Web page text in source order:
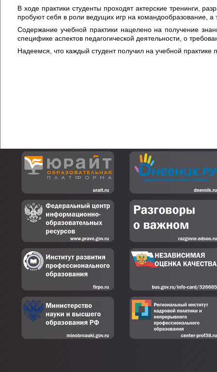
В ходе практики студенты проходят актерские тренинги,
пробуют себя в роли ведущих игр на командообразование,
Содержание учебной практики нацелено на получение
специфике аспектов педагогической деятельности, о
Надеемся, что каждый студент получил на учебной